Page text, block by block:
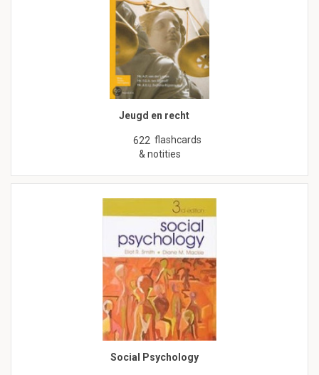
Jeugd en recht
622 flashcards
& notities
Social Psychology